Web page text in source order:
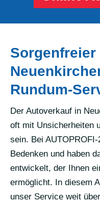
Rundum-
Der Autoverkauf in
oft mit Unsicherheiten
sein. Bei
Bedenken und haben
entwickelt, der Ihnen
ermöglicht. In diesem
unser Service weit